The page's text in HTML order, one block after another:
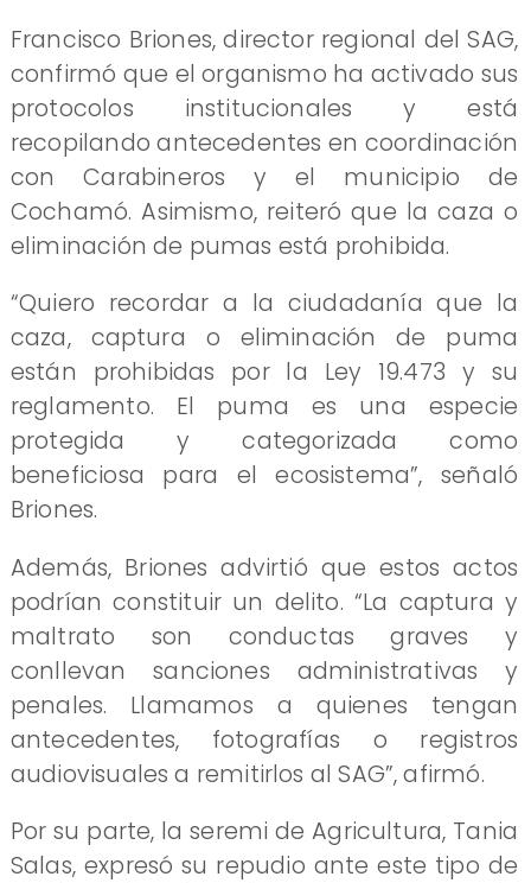
Francisco Briones, director regional del SAG,
confirmó que el organismo ha activado sus
protocolos institucionales y está
recopilando antecedentes en coordinación
con Carabineros y el municipio de
Cochamó. Asimismo, reiteró que la caza o
eliminación de pumas está prohibida.
“Quiero recordar a la ciudadanía que la
caza, captura o eliminación de puma
están prohibidas por la Ley 19.473 y su
reglamento. El puma es una especie
protegida y categorizada como
beneficiosa para el ecosistema”, señaló
Briones.
Además, Briones advirtió que estos actos
podrían constituir un delito. “La captura y
maltrato son conductas graves y
conllevan sanciones administrativas y
penales. Llamamos a quienes tengan
antecedentes, fotografías o registros
audiovisuales a remitirlos al SAG”, afirmó.
Por su parte, la seremi de Agricultura, Tania
Salas, expresó su repudio ante este tipo de